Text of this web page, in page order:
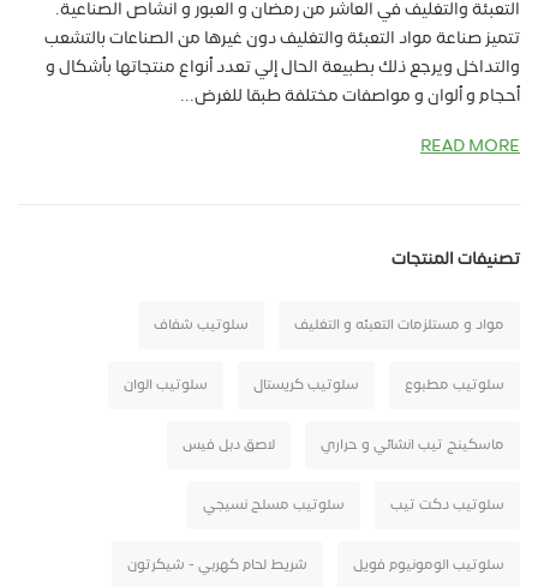
التعبئة والتغليف في العاشر من رمضان و العبور و انشاص الصناعية.
تتميز صناعة مواد التعبئة والتغليف دون غيرها من الصناعات بالتشعب
والتداخل ويرجع ذلك بطبيعة الحال إلي تعدد أنواع منتجاتها بأشكال و
أحجام و ألوان و مواصفات مختلفة طبقا للغرض...
READ MORE
تصنيفات المنتجات
مواد و مستلزمات التعبئه و التغليف سلوتيب شفاف
سلوتيب مطبوع سلوتيب كريستال سلوتيب الوان
ماسكينج تيب انشائي و حراري لاصق دبل فيس
سلوتيب دكت تيب سلوتيب مسلح نسيجي
سلوتيب الومونيوم فويل شريط لحام كهربي - شيكرتون